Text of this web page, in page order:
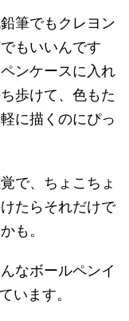
筆でもクレヨン
もいいんです
ンケースに入れ
歩けて、色もた
に描くのにぴっ
で、ちょこちょ
たらそれだけで
も。
なボールペンイ
います。